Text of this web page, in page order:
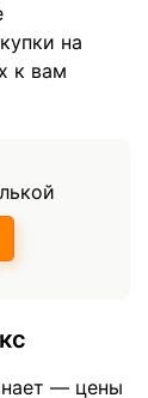
на
к вам
— цены